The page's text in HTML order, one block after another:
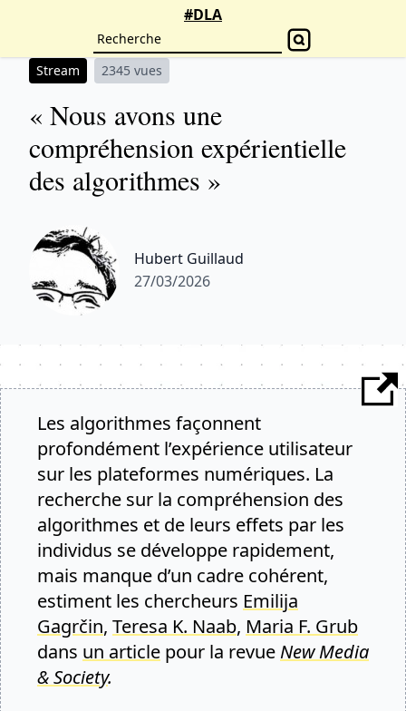
#DLA
Stream 2345 vues
« Nous avons une
compréhension expérientielle
des algorithmes »
Hubert Guillaud
27/03/2026
Les algorithmes façonnent
profondément l’expérience utilisateur
sur les plateformes numériques. La
recherche sur la compréhension des
algorithmes et de leurs effets par les
individus se développe rapidement,
mais manque d’un cadre cohérent,
estiment les chercheurs Emilija
Gagrčin, Teresa K. Naab, Maria F. Grub
dans un article pour la revueNew Media
& Society.